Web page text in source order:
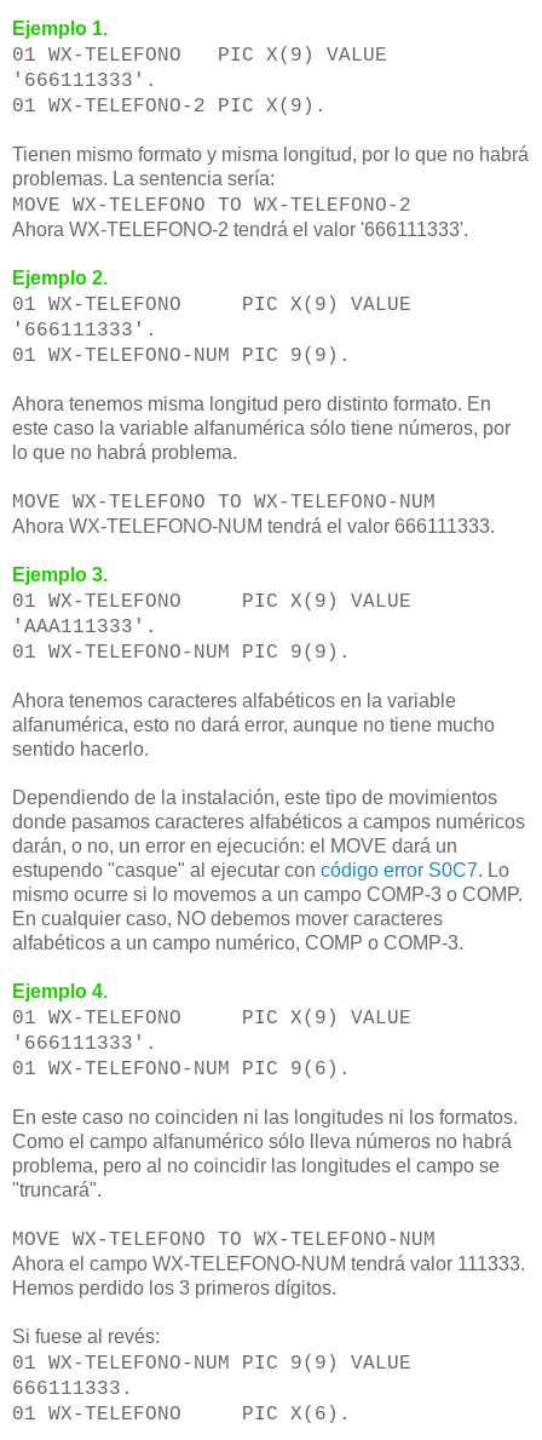
Ejemplo 1.
01 WX-TELEFONO PIC X(9) VALUE
'666111333'.
01 WX-TELEFONO-2 PIC X(9).
Tienen mismo formato y misma longitud, por lo que no habrá
problemas. La sentencia sería:
MOVE WX-TELEFONO TO WX-TELEFONO-2
Ahora WX-TELEFONO-2 tendrá el valor '666111333'.
Ejemplo 2.
01 WX-TELEFONO PIC X(9) VALUE
'666111333'.
01 WX-TELEFONO-NUM PIC 9(9).
Ahora tenemos misma longitud pero distinto formato. En
este caso la variable alfanumérica sólo tiene números, por
lo que no habrá problema.
MOVE WX-TELEFONO TO WX-TELEFONO-NUM
Ahora WX-TELEFONO-NUM tendrá el valor 666111333.
Ejemplo 3.
01 WX-TELEFONO PIC X(9) VALUE
'AAA111333'.
01 WX-TELEFONO-NUM PIC 9(9).
Ahora tenemos caracteres alfabéticos en la variable
alfanumérica, esto no dará error, aunque no tiene mucho
sentido hacerlo.
Dependiendo de la instalación, este tipo de movimientos
donde pasamos caracteres alfabéticos a campos numéricos
darán, o no, un error en ejecución: el MOVE dará un
estupendo "casque" al ejecutar con código error S0C7. Lo
mismo ocurre si lo movemos a un campo COMP-3 o COMP.
En cualquier caso, NO debemos mover caracteres
alfabéticos a un campo numérico, COMP o COMP-3.
Ejemplo 4.
01 WX-TELEFONO PIC X(9) VALUE
'666111333'.
01 WX-TELEFONO-NUM PIC 9(6).
En este caso no coinciden ni las longitudes ni los formatos.
Como el campo alfanumérico sólo lleva números no habrá
problema, pero al no coincidir las longitudes el campo se
"truncará".
MOVE WX-TELEFONO TO WX-TELEFONO-NUM
Ahora el campo WX-TELEFONO-NUM tendrá valor 111333.
Hemos perdido los 3 primeros dígitos.
Si fuese al revés:
01 WX-TELEFONO-NUM PIC 9(9) VALUE
666111333.
01 WX-TELEFONO PIC X(6).